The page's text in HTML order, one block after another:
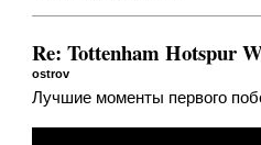
Re: Tottenham Hotspur
ostrov
Лучшие моменты первого